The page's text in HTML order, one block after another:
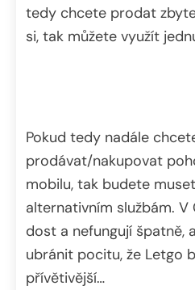
tedy chcete prodat
si, tak můžete využít
Pokud tedy nadále
prodávat/nakupovat
mobilu, tak budete
alternativním službám. V
dost a nefungují špatně,
ubránit pocitu, že Letgo
přívětivější…